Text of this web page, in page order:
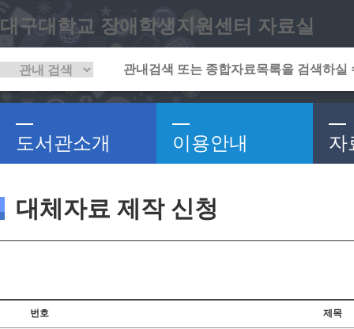
대구대학교 장애학생지원센터 자료실
도서관소개 이용안내 자
대체자료 제작 신청
번호 제목